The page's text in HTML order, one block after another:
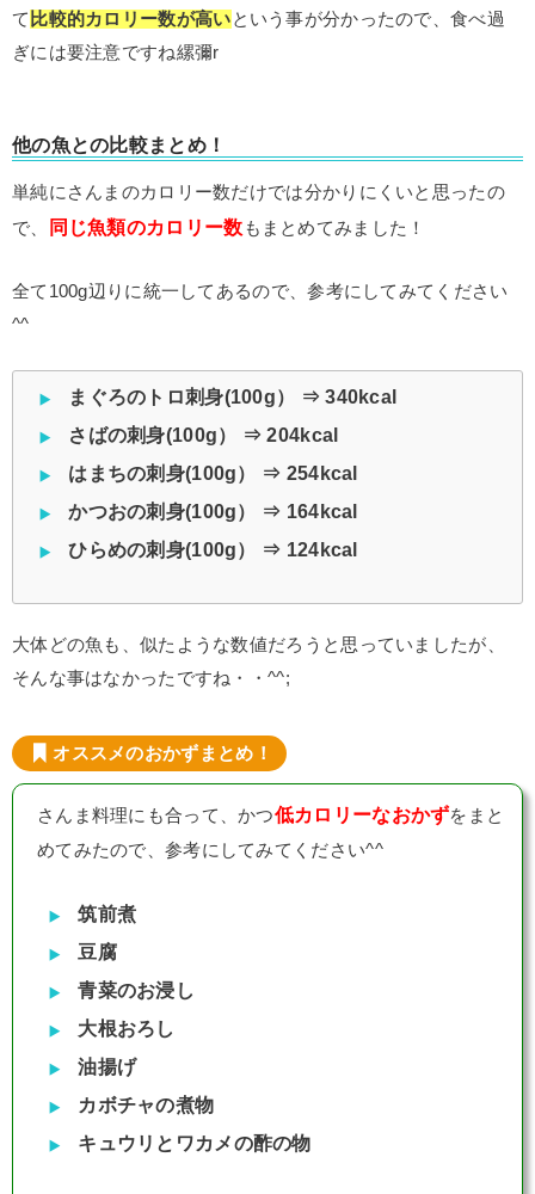
て 比較的カロリー数が高いという事が分かったので、食べ過
ぎには要注意ですね縲彌r
他の魚との比較まとめ！
単純にさんまのカロリー数だけでは分かりにくいと思ったの
で、
同じ魚類のカロリー数 もまとめてみました！
全て100g辺りに統一してあるので、参考にしてみてください
^^
まぐろのトロ刺身(100g） ⇒ 340kcal
さばの刺身(100g） ⇒ 204kcal
はまちの刺身(100g） ⇒ 254kcal
かつおの刺身(100g） ⇒ 164kcal
ひらめの刺身(100g） ⇒ 124kcal
大体どの魚も、似たような数値だろうと思っていましたが、
そんな事はなかったですね・・^^;
オススメのおかずまとめ！
さんま料理にも合って、かつ低カロリーなおかずをまと
めてみたので、参考にしてみてください^^
筑前煮
豆腐
青菜のお浸し
大根おろし
油揚げ
カボチャの煮物
キュウリとワカメの酢の物